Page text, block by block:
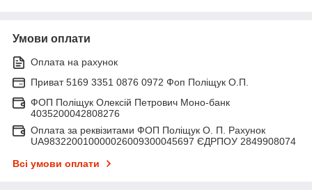
Умови оплати
Оплата на рахунок
Приват 5169 3351 0876 0972 Фоп Поліщук О.П.
ФОП Поліщук Олексій Петрович Моно-банк
4035200042808276
Оплата за реквізитами ФОП Поліщук О. П. Рахунок
UA983220010000026009300045697 ЄДРПОУ 2849908074
Всі умови оплати